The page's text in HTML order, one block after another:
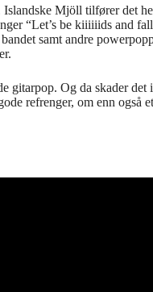
Mjöll tilfører det
“Let’s be kiiiiiids and
samt andre
Og da skader
refrenger, om enn